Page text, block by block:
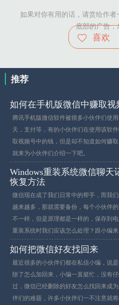
如果对你有用的话，请赏给作
底部的广告，
喜欢
推荐
如何在手机版微信中赚取视
腾讯手机版微信软件被很多小伙伴们使
天，支付等，有的小伙伴们在使用该软
取视频号中的钱，但是却不知道如何赚
就来为小伙伴们介绍一下吧。
Windows重装系统微信聊天
恢复方法
微信现在成了我们日常中的帮手，而我
越来越多，那就需要备份，每个小伙伴
不一样，但是原理都是一样的，保存到
重装系统时我们应该怎么处理？跟小编来
如何把微信好友找回来
最近很多的小伙伴们都在私信小编，说
除了怎么加回来，小编一直挺忙，没有
过，微信已经删除的好友怎么找回来成
伴们的难题，许多小伙伴们一不注意就